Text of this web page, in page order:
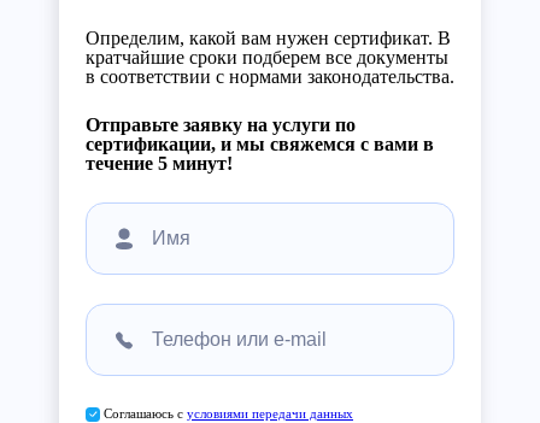
Определим, какой вам нужен сертификат. В
кратчайшие сроки подберем все документы
в соответствии с нормами законодательства.
Отправьте заявку на услуги по
сертификации, и мы свяжемся с вами в
течение 5 минут!
Соглашаюсь с условиями передачи данных